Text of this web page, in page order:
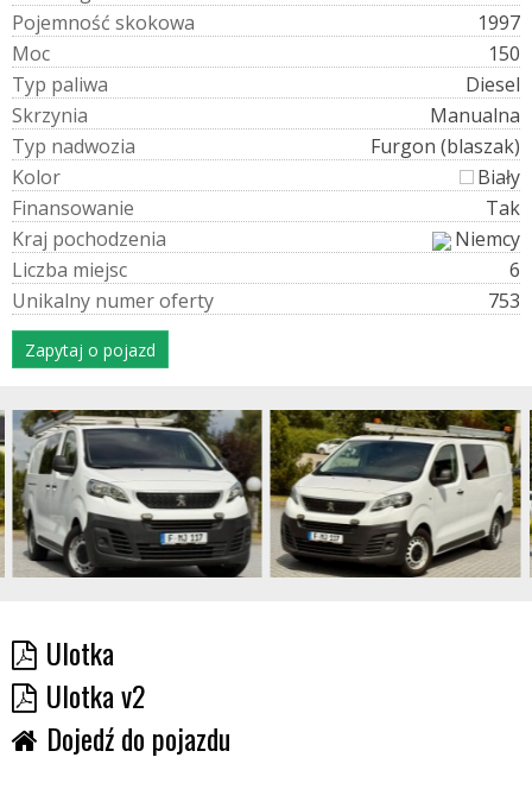
Pojemność skokowa
1997
Moc
150
Typ paliwa
Diesel
Skrzynia
Manualna
Typ nadwozia
Furgon (blaszak)
Kolor
Biały
Finansowanie
Tak
Kraj pochodzenia
Niemcy
Liczba miejsc
6
Unikalny numeroferty 753
Zapytaj o pojazd
Ulotka
Ulotka v2
Dojedź do pojazdu